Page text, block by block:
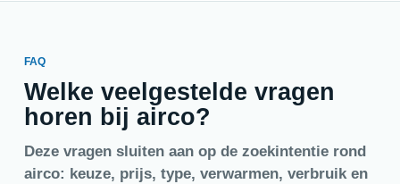
FAQ
Welke veelgestelde vragen
horen bij airco?
Deze vragen sluiten aan op de zoekintentie rond
airco: keuze, prijs, type, verwarmen, verbruik en